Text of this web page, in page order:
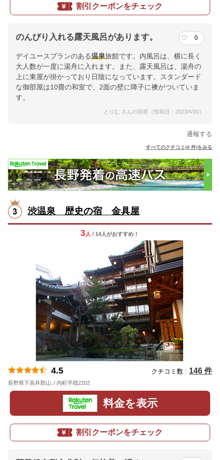
割引クーポンをチェック
のんびり入れる露天風呂があります。 0
デイユースプランのある温泉旅館です。内風呂は、横に長く
大人数が一度に湯舟に入れます。また、露天風呂は、湯舟の
上に東屋が掛かっており日陰になっています。スタンダード
な御部屋は10畳の和室で、2面の壁に障子に襖がついていま
す。
とりむ さんの回答（投稿日：2023/4/20）
通報する
すべてのクチコミ(4 件)をみる
渋温泉 歴史の宿 金具屋
3 人 / 14人がおすすめ！
4.5 クチコミ数 : 146 件
長野県下高井郡山ノ内町平穏2202
料金を表示
割引クーポンをチェック